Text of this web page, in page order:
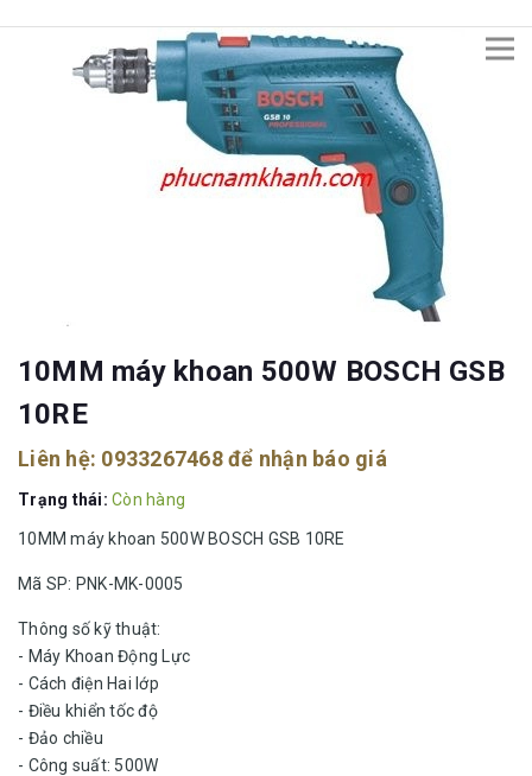
10MM máy khoan 500W BOSCH GSB
10RE
Liên hệ: 0933267468để nhận báo giá
Trạng thái: Còn hàng
10MM máy khoan 500W BOSCH GSB 10RE
Mã SP: PNK-MK-0005
Thông số kỹ thuật:
- Máy Khoan Động Lực
- Cách điện Hai lớp
- Điều khiển tốc độ
- Đảo chiều
- Công suất: 500W